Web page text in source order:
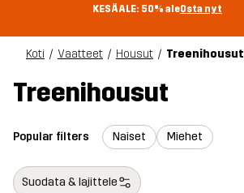
KESÄALE: 50% aleOsta nyt
Koti Vaatteet Housut Treenihousut
Treenihousut
Popular filters Naiset Miehet
Suodata & lajittele